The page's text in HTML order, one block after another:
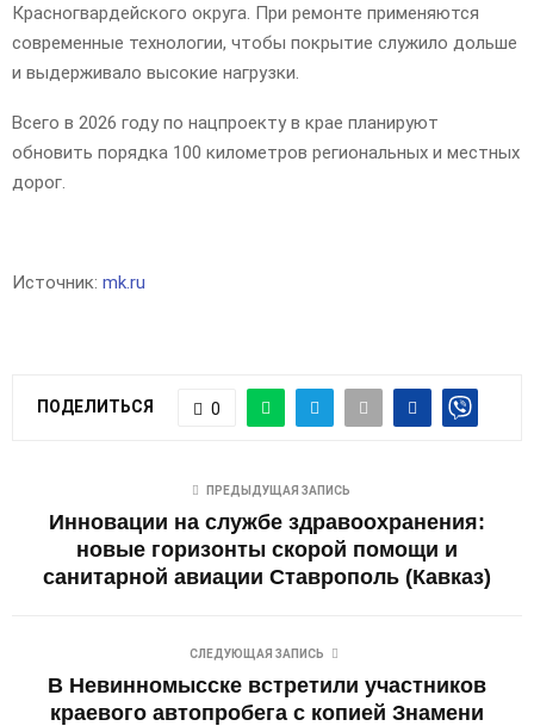
Красногвардейского округа. При ремонте применяются
современные технологии, чтобы покрытие служило дольше
и выдерживало высокие нагрузки.
Всего в 2026 году по нацпроекту в крае планируют
обновить порядка 100 километров региональных и местных
дорог.
Источник: mk.ru
ПОДЕЛИТЬСЯ 0
ПРЕДЫДУЩАЯ ЗАПИСЬ
Инновации на службе здравоохранения:
новые горизонты скорой помощи и
санитарной авиации Ставрополь (Кавказ)
СЛЕДУЮЩАЯ ЗАПИСЬ
В Невинномысске встретили участников
краевого автопробега с копией Знамени